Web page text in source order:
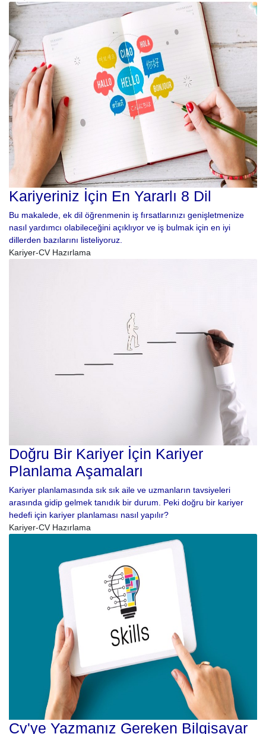
Kariyeriniz İçin En Yararlı 8 Dil
Bu makalede, ek dil öğrenmenin iş fırsatlarınızı genişletmenize
nasıl yardımcı olabileceğini açıklıyor ve iş bulmak için en iyi
dillerden bazılarını listeliyoruz.
Kariyer-CV Hazırlama
Doğru Bir Kariyer İçin Kariyer
Planlama Aşamaları
Kariyer planlamasında sık sık aile ve uzmanların tavsiyeleri
arasında gidip gelmek tanıdık bir durum. Peki doğru bir kariyer
hedefi için kariyer planlaması nasıl yapılır?
Kariyer-CV Hazırlama
Cv'ye Yazmanız Gereken Bilgisayar